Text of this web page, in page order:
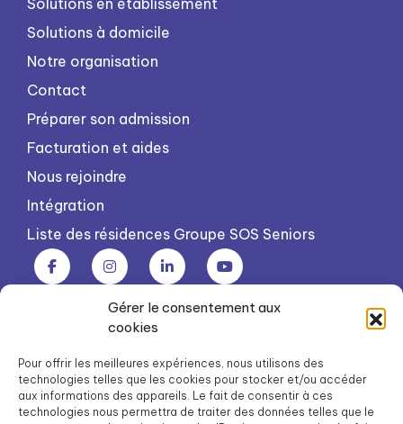
Gérer le consentement aux
cookies
Pour offrir les meilleures expériences, nous utilisons des
technologies telles que les cookies pour stocker et/ou accéder
aux informations des appareils. Le fait de consentir à ces
technologies nous permettra de traiter des données telles que le
Solutions à domicile
Notre organisation
Contact
Préparer son admission
Facturation et aides
Nous rejoindre
Intégration
Liste des résidences Groupe SOS Seniors
Groupe SOS Seniors est une association du Groupe SOS
dg.seniors@groupe-sos.org